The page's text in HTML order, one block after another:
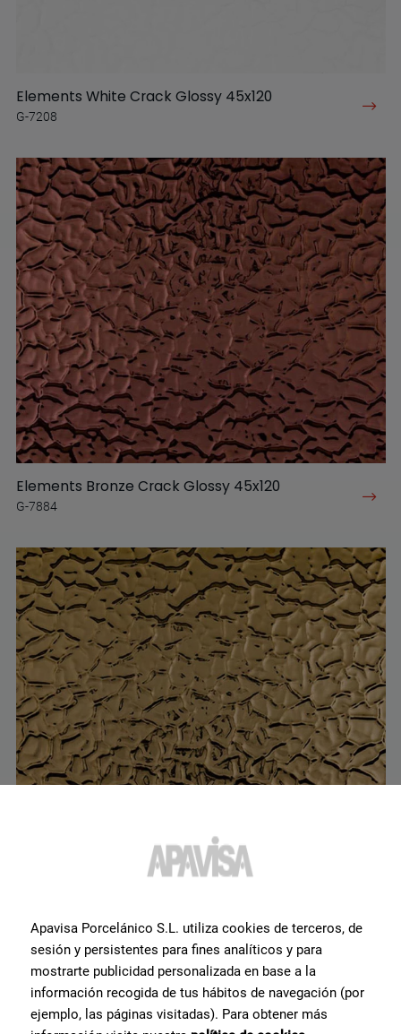
Elements White Crack Glossy 45x120
G-7208
Elements Bronze Crack Glossy 45x120
G-7884
Elements Gold Crack Glossy 45x120
Apavisa Porcelánico S.L. utiliza cookies de terceros, de
sesión y persistentes para fines analíticos y para
mostrarte publicidad personalizada en base a la
información recogida de tus hábitos de navegación (por
ejemplo, las páginas visitadas). Para obtener más